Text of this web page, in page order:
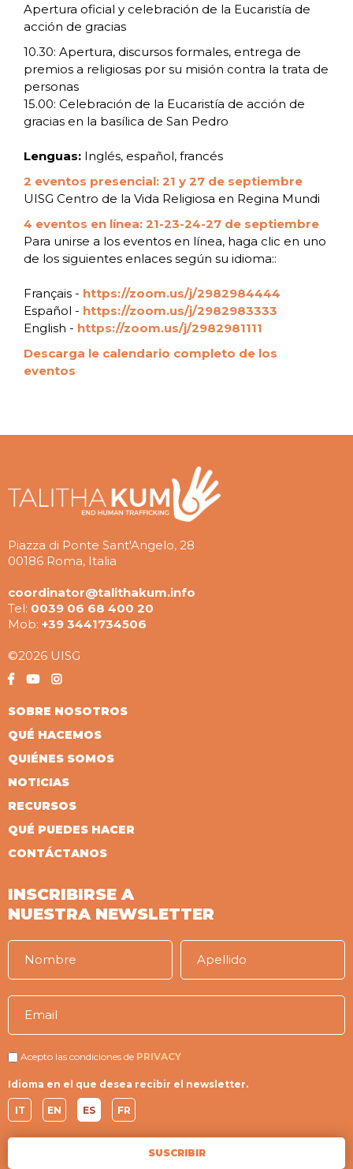
Apertura oficial y celebración de la Eucaristía de
acción de gracias
10.30: Apertura, discursos formales, entrega de
premios a religiosas por su misión contra la trata de
personas
15.00: Celebración de la Eucaristía de acción de
gracias en la basílica de San Pedro
Lenguas: Inglés, español, francés
2 eventos presencial: 21 y 27 de septiembre
UISG Centro de la Vida Religiosa en Regina Mundi
4 eventos en línea: 21-23-24-27 de septiembre
Para unirse a los eventos en línea, haga clic en uno
de los siguientes enlaces según su idioma::
Français - https://zoom.us/j/2982984444
Español - https://zoom.us/j/2982983333
English - https://zoom.us/j/2982981111
Descarga le calendario completo de los
eventos
Piazza di Ponte Sant'Angelo, 28
00186 Roma, Italia
coordinator@talithakum.info
Tel: 0039 06 68 400 20
Mob: +39 3441734506
©2026 UISG
SOBRE NOSOTROS
QUÉ HACEMOS
QUIÉNES SOMOS
NOTICIAS
RECURSOS
QUÉ PUEDES HACER
CONTÁCTANOS
INSCRIBIRSE A
NUESTRA NEWSLETTER
Acepto las condiciones de PRIVACY
Idioma en el que desea recibir el newsletter.
IT EN ES FR
SUSCRIBIR